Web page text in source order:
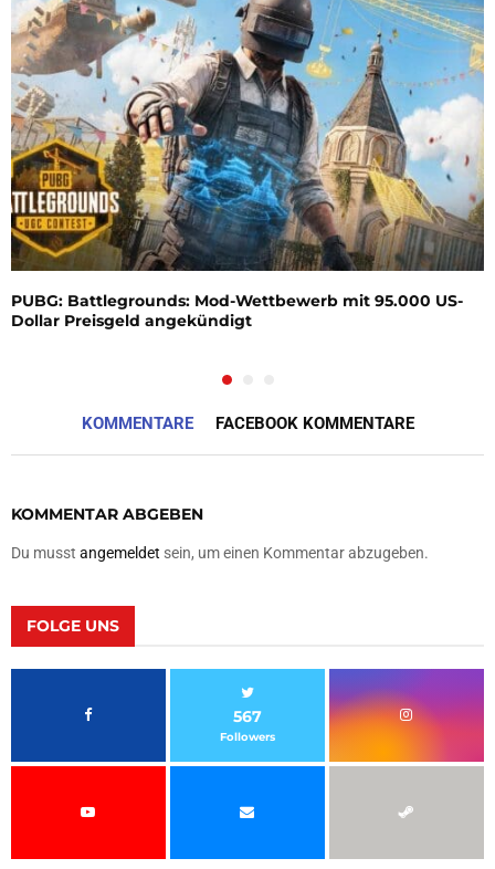
PUBG: Battlegrounds: Mod-Wettbewerb mit 95.000 US-
Dollar Preisgeld angekündigt
KOMMENTARE FACEBOOK KOMMENTARE
KOMMENTAR ABGEBEN
Du musst angemeldet sein, um einen Kommentar abzugeben.
FOLGE UNS
567
Followers